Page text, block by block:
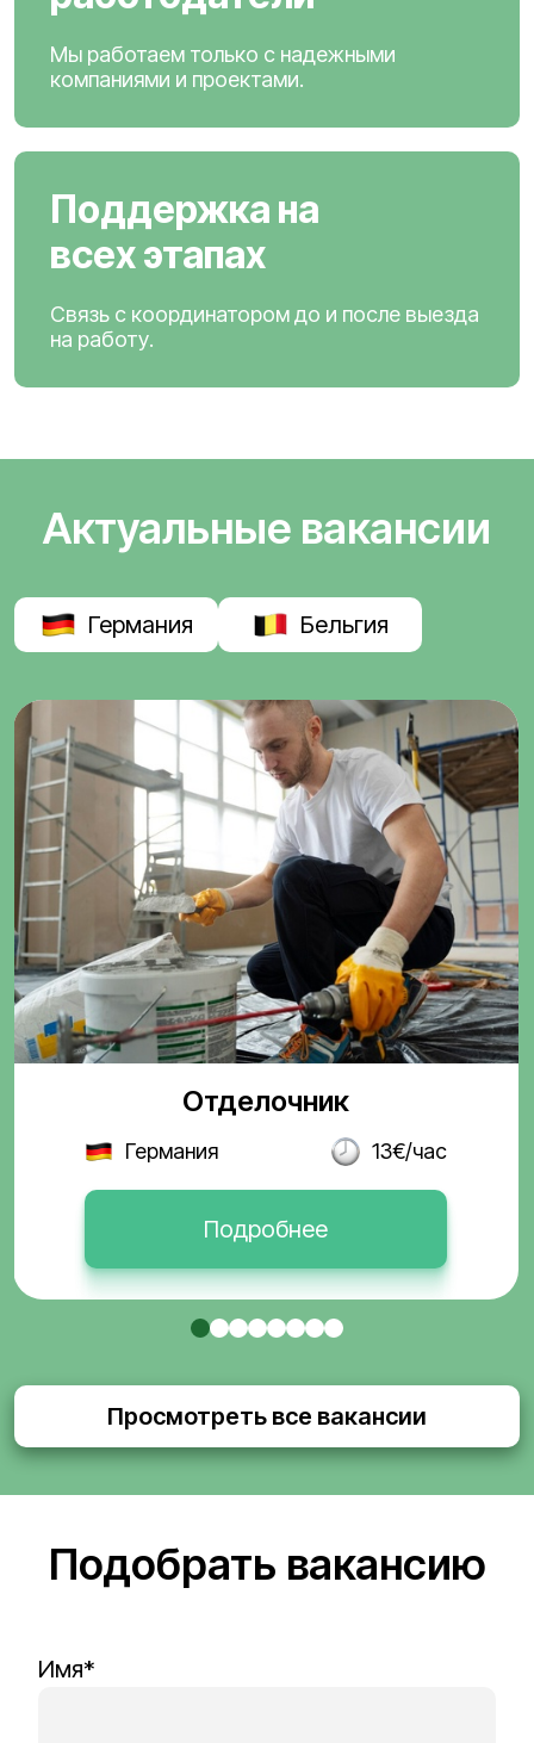
Мы работаем только с надежными
компаниями и проектами.
Поддержка на
всех этапах
Связь с координатором до и после выезда
на работу.
Актуальные вакансии
Германия Бельгия
Отделочник
Германия 13€/час
Подробнее
Просмотреть все вакансии
Подобрать вакансию
Имя*